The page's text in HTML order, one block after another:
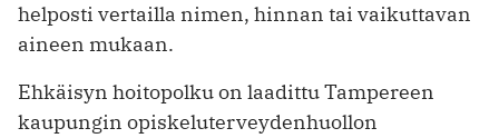
helposti vertailla nimen, hinnan tai vaikuttavan
aineen mukaan.
Ehkäisyn hoitopolku on laadittu Tampereen
kaupungin opiskeluterveydenhuollon